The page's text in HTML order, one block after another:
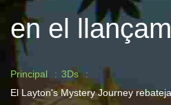
en el
Principal
3Ds
El Layton's Mystery Journey